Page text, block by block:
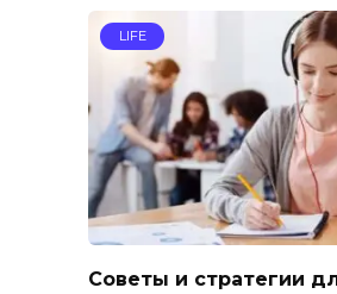
LIFE
Советы и стратегии